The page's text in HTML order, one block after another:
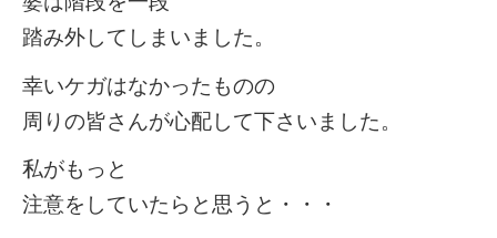
踏み外してしまいました。
幸いケガはなかったものの
周りの皆さんが心配して下さいました。
私がもっと
注意をしていたらと思うと・・・